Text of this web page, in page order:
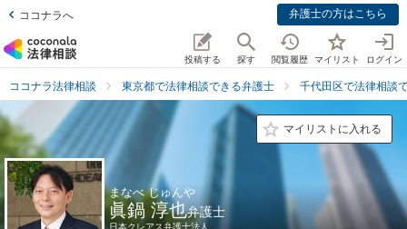
ココナラへ 弁護士の方はこちら
投稿する 探す 閲覧履歴 マイリスト ログイン
ココナラ法律相談 東京都で法律相談できる弁護士 千代田区で法律相談
マイリストに入れる
まなべ じゅんや
眞鍋 淳也弁護士
日本クレアス弁護士法人